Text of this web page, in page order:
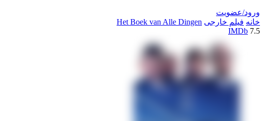
ورود/عضویت
خانه فیلم خارجی Het Boek van Alle Dingen
IMDb 7.5